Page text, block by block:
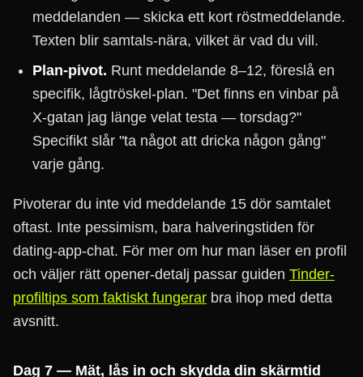
meddelanden — skicka ett kort röstmeddelande.
Texten blir samtals-nära, vilket är vad du vill.
Plan-pivot. Runt meddelande 8–12, föreslå en
specifik, lågtröskel-plan. "Det finns en vinbar på
X-gatan jag länge velat testa — torsdag?"
Specifikt slår "ta något att dricka någon gång"
varje gång.
Pivoterar du inte vid meddelande 15 dör samtalet
oftast. Inte pessimism, bara halveringstiden för
dating-app-chat. För mer om hur man läser en profil
och väljer rätt opener-detalj passar guiden Tinder-
profiltips som faktiskt fungerar bra ihop med detta
avsnitt.
Dag 7 — Mät, lås in och skydda din skärmtid